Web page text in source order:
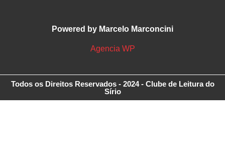
Powered by Marcelo Marconcini
Agencia WP
Todos os Direitos Reservados - 2024 - Clube de Leitura do
Sírio